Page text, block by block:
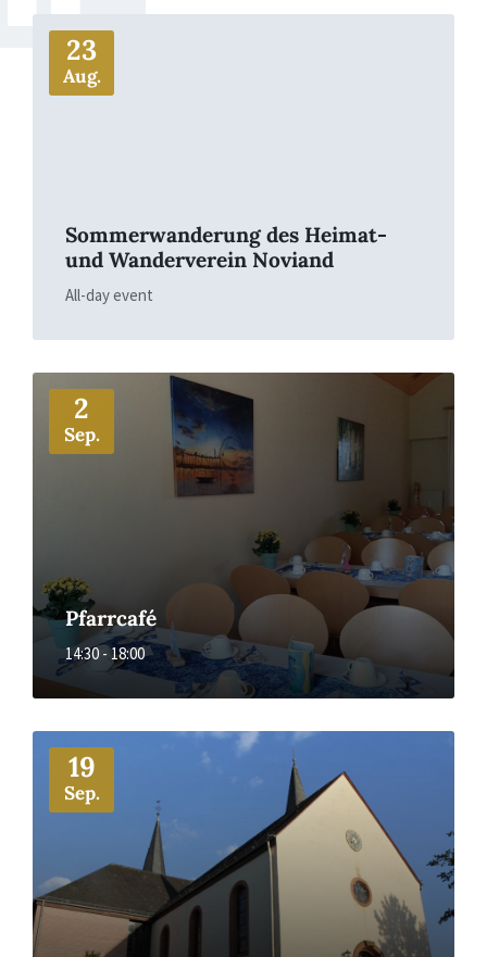
23
Aug.
Sommerwanderung des Heimat-
und Wanderverein Noviand
All-day event
More
2
Sep.
Pfarrcafé
14:30 - 18:00
More
19
Sep.
More